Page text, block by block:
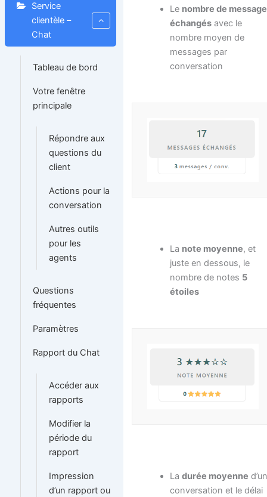
Service
clientèle –
Chat
Tableau de bord
Votre fenêtre
principale
Répondre aux
questions du
client
Actions pour la
conversation
Autres outils
pour les
agents
Questions
fréquentes
Paramètres
Rapport du Chat
Accéder aux
rapports
Modifier la
période du
rapport
Impression
d’un rapport ou
Le nombre de
échangés avec le
nombre moyen de
messages par
conversation
La note moyenne, et
juste en dessous, le
nombre de notes 5
étoiles
Ladurée moyenne
conversation et le délai